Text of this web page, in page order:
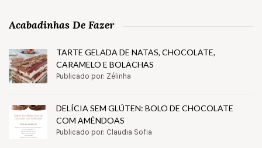
Acabadinhas De Fazer
TARTE GELADA DE NATAS, CHOCOLATE,
CARAMELO E BOLACHAS
Publicado por: Zélinha
DELÍCIA SEM GLÚTEN: BOLO DE CHOCOLATE
COM AMÊNDOAS
Publicado por: Claudia Sofia